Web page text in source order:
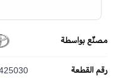
مصنّع بواسطة
رقم القطعة